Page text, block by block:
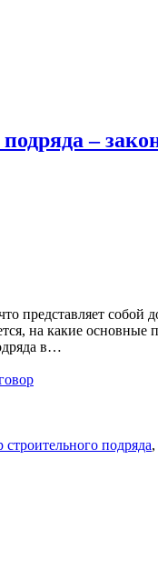
–
представляет
на какие
в…
строительного подряда,